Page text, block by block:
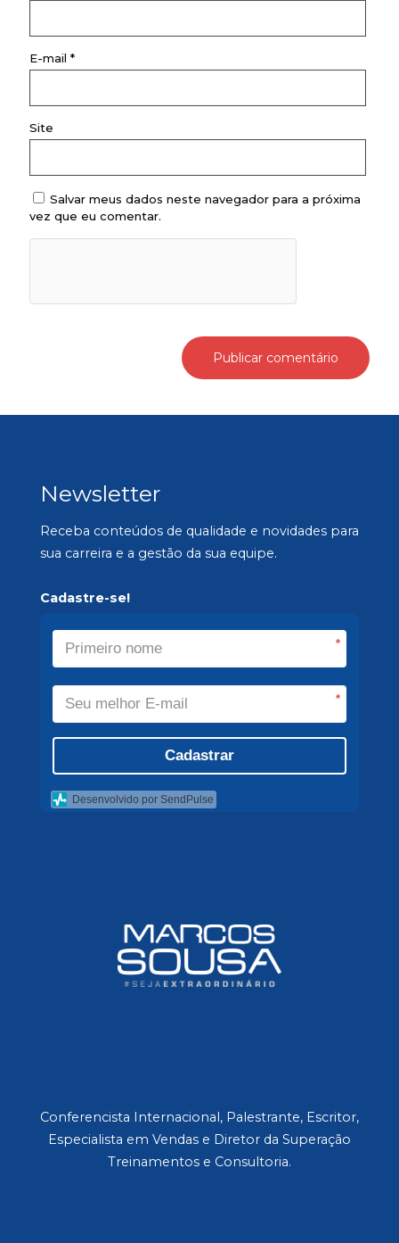
E-mail *
Site
Salvar meus dados neste navegador para a próxima
vez que eu comentar.
Newsletter
Receba conteúdos de qualidade e novidades para
sua carreira e a gestão da sua equipe.
Cadastre-se!
*
*
Cadastrar
Desenvolvido por SendPulse
Conferencista Internacional, Palestrante, Escritor,
Especialista em Vendas e Diretor da Superação
Treinamentos e Consultoria.